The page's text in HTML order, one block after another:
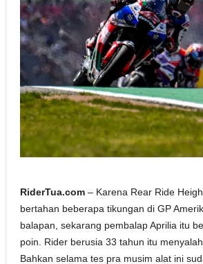
.
c
m
RiderTua.com– Karena Rear Ride
bertahan beberapa tikungan di GP
balapan, sekarang pembalap Aprilia itu
poin. Rider berusia 33 tahun itu
Bahkan selama tes pra musim alat ini